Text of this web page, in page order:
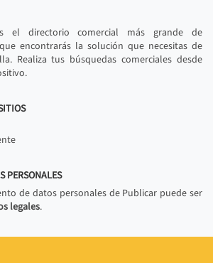
el directorio comercial más grande de
encontrarás la solución que necesitas de
Realiza tus búsquedas comerciales desde
PERSONALES
de datos personales de Publicar puede ser
legales.